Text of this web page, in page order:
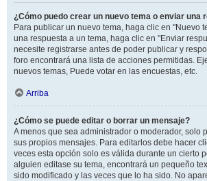
¿Cómo puedo crear un nuevo tema o enviar una
Para publicar un nuevo tema, haga clic en "Nuevo
una respuesta a un tema, haga clic en "Enviar
necesite registrarse antes de poder publicar y
foro encontrará una lista de acciones permitidas.
nuevos temas, Puede votar en las encuestas, etc.
Arriba
¿Cómo se puede editar o borrar un mensaje?
A menos que sea administrador o moderador, solo
sus propios mensajes. Para editarlos debe hacer
veces esta opción solo es válida durante un cierto
alguien editase su tema, encontrará un pequeño
sido modificado y las veces que lo ha sido. No